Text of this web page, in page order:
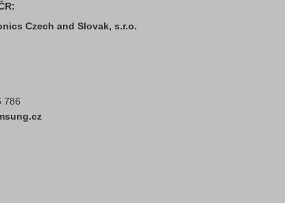
Czech and Slovak, s.r.o.
786